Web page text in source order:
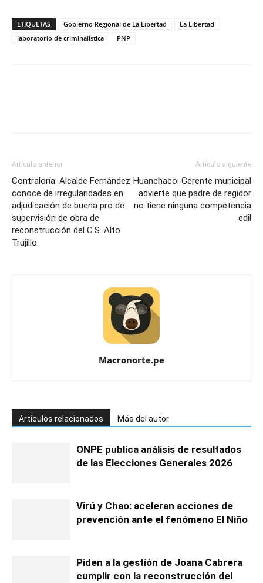
ETIQUETAS Gobierno Regional de La Libertad
La Libertad
laboratorio de criminalística
PNP
Artículo anterior
Contraloría: Alcalde Fernández
conoce de irregularidades en
adjudicación de buena pro de
supervisión de obra de
reconstrucción del C.S. Alto
Trujillo
Artículo siguiente
Huanchaco: Gerente municipal
advierte que padre de regidor
no tiene ninguna competencia
edil
Macronorte.pe
Artículos relacionados Más del autor
ONPE publica análisis de resultados
de las Elecciones Generales 2026
Virú y Chao: aceleran acciones de
prevención ante el fenómeno El Niño
Piden a la gestión de Joana Cabrera
cumplir con la reconstrucción del